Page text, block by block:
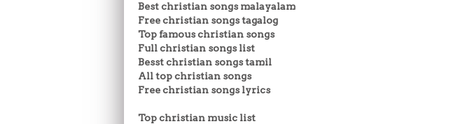
Best christian songs malayalam
Free christian songs tagalog
Top famous christian songs
Full christian songs list
Besst christian songs tamil
All top christian songs
Free christian songs lyrics
Top christian music list